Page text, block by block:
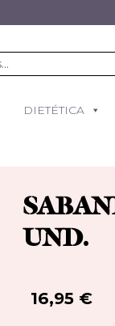
DIETÉTICA
UND.
16,95 €